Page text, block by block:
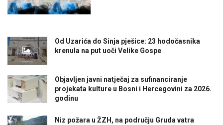
Od Uzarića do Sinja pješice: 23 hodočasnika
krenula na put uoči Velike Gospe
Objavljen javni natječaj za sufinanciranje
projekata kulture u Bosni i Hercegovini za 2026.
godinu
Niz požara u ŽZH, na području Gruda vatra